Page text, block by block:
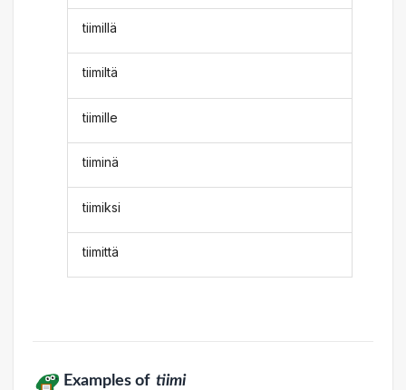
tiimillä
tiimiltä
tiimille
tiiminä
tiimiksi
tiimittä
Examples of tiimi